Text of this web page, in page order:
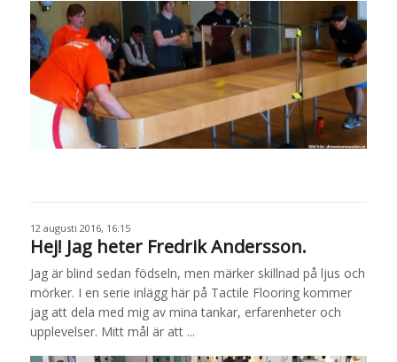
12 augusti 2016, 16:15
Hej! Jag heter Fredrik Andersson.
Jag är blind sedan födseln, men märker skillnad på ljus och
mörker. I en serie inlägg här på Tactile Flooring kommer
jag att dela med mig av mina tankar, erfarenheter och
upplevelser. Mitt mål är att ...